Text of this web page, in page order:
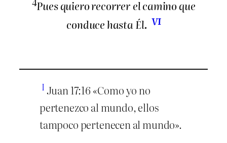
Pues quiero recorrer el camino que
conduce hasta Él. VI
I Juan 17:16 «Como yo no
pertenezco al mundo, ellos
tampoco pertenecen al mundo».